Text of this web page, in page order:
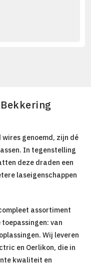
genoemd, zijn dé
In tegenstelling
deze draden een
laseigenschappen
assortiment
van
Wij leveren
en Oerlikon, die in
kwaliteit en